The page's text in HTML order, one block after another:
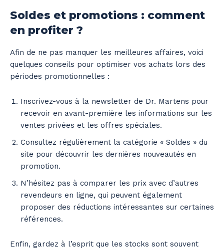
Soldes et promotions : comment
en profiter ?
Afin de ne pas manquer les meilleures affaires, voici
quelques conseils pour optimiser vos achats lors des
périodes promotionnelles :
Inscrivez-vous à la newsletter de Dr. Martens pour
recevoir en avant-première les informations sur les
ventes privées et les offres spéciales.
Consultez régulièrement la catégorie « Soldes » du
site pour découvrir les dernières nouveautés en
promotion.
N’hésitez pas à comparer les prix avec d’autres
revendeurs en ligne, qui peuvent également
proposer des réductions intéressantes sur certaines
références.
Enfin, gardez à l’esprit que les stocks sont souvent